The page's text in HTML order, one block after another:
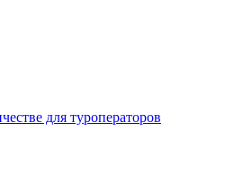
для туроператоров